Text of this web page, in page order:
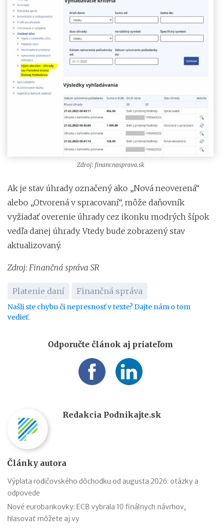
Zdroj: financnasprava.sk
Ak je stav úhrady označený ako „Nová neoverená“
alebo „Otvorená v spracovaní“, môže daňovník
vyžiadať overenie úhrady cez ikonku modrých šípok
vedľa danej úhrady. Vtedy bude zobrazený stav
aktualizovaný.
Zdroj: Finančná správa SR
Platenie daní Finančná správa
Našli ste chybu či nepresnosť v texte? Dajte nám o tom
vedieť.
Odporučte článok aj priateľom
Redakcia Podnikajte.sk
Články autora
Výplata rodičovského dôchodku od augusta 2026: otázky a
odpovede
Nové eurobankovky: ECB vybrala 10 finálnych návrhov,
hlasovať môžete aj vy